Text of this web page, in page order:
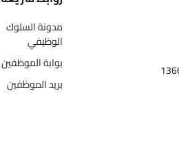
مدونة السلوك
الوظيفي
بوابة الموظفين
بريد الموظفين